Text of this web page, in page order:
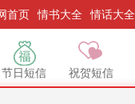
首页 情书大全 情话大全
节日短信 祝贺短信